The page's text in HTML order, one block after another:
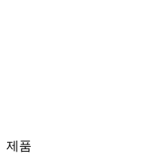
제품